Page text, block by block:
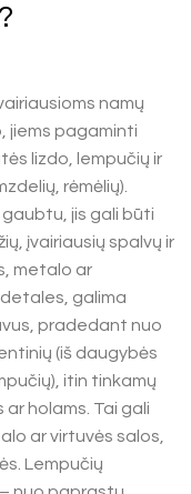
namų
jiems pagaminti
lizdo, lempučių ir
rėmėlių).
jis gali būti
įvairiausių spalvų ir
metalo ar
galima
pradedant nuo
(iš daugybės
itin tinkamų
holams. Tai gali
ar virtuvės salos,
Lempučių